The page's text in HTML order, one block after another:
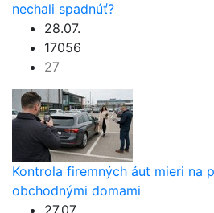
nechali spadnúť?
28.07.
17056
27
Kontrola firemných áut mieri na
obchodnými domami